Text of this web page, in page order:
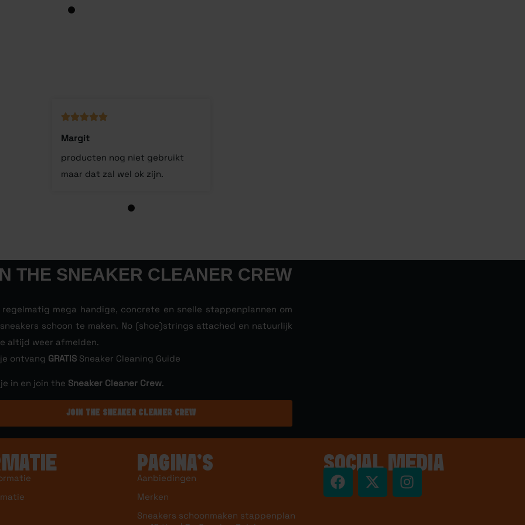
Margit
producten nog niet gebruikt
maar dat zal wel ok zijn.
THE SNEAKER CLEANER CREW
regelmatig mega handige, concrete en snelle stappenplannen om
schoon te maken. No (shoe)strings attached en natuurlijk
altijd weer afmelden.
ontvang GRATIS Sneaker Cleaning Guide
in en join the Sneaker Cleaner Crew.
JOIN THE SNEAKER CLEANER CREW
PAGINA’S
Aanbiedingen
Merken
Sneakers schoonmaken stappenplan
SOCIAL MEDIA